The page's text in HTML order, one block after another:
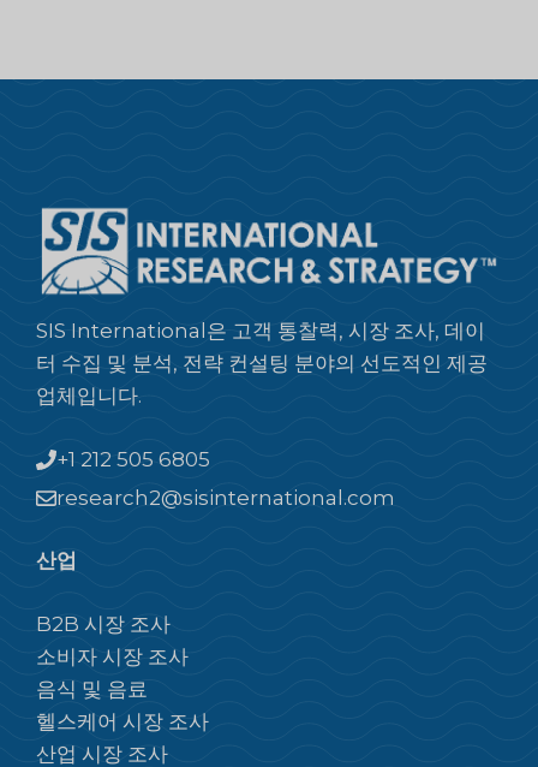
SIS International은 고객 통찰력, 시장 조사, 데이
터 수집 및 분석, 전략 컨설팅 분야의 선도적인 제공
업체입니다.
+1 212 505 6805
research2@sisinternational.com
산업
B2B 시장 조사
소비자 시장 조사
음식 및 음료
헬스케어 시장 조사
산업 시장 조사